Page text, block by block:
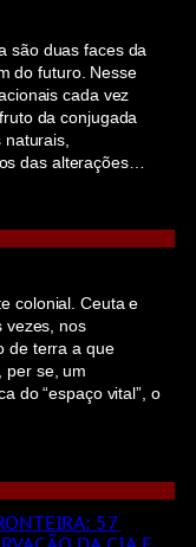
são duas faces da
do futuro. Nesse
cada vez
da conjugada
naturais,
das alterações…
colonial. Ceuta e
vezes, nos
de terra a que
per se, um
do “espaço vital”, o
57